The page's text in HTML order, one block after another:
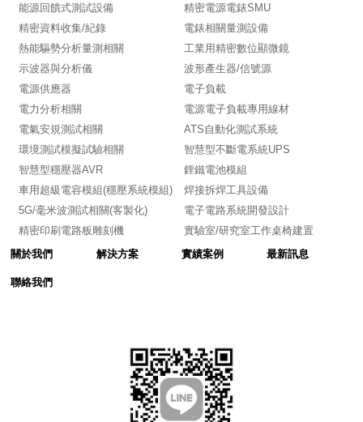
能源回饋式測試設備
精密電源電錶SMU
精密資料收集/紀錄
電錶相關量測設備
熱能驅勢分析量測相關
工業用精密數位顯微鏡
示波器與分析儀
波形產生器/信號源
電源供應器
電子負載
電力分析相關
電源電子負載專用線材
電氣安規測試相關
ATS自動化測試系統
環境測試模擬試驗相關
智慧型不斷電系統UPS
智慧型穩壓器AVR
鋰鐵電池模組
車用超級電容模組(穩壓系統模組)
焊接拆焊工具設備
5G/毫米波測試相關(客製化)
電子電路系統開發設計
精密印刷電路板雕刻機
實驗室/研究室工作桌椅建置
關於我們
解決方案 實績案例 最新訊息
聯絡我們